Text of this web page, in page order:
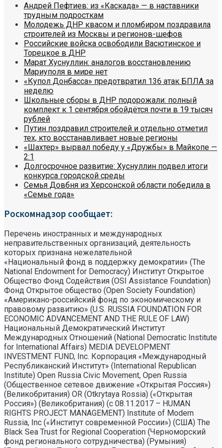
Андрей Пефтиев: из «Каскада» — в наставники
трудным подросткам
Молодежь ДНР квасом и пломбиром поздравила
строителей из Москвы и регионов-шефов
Российские войска освободили Васютинское и
Торецкое в ДНР
Марат Хуснуллин: аналогов восстановлению
Мариуполя в мире нет
«Купол Донбасса» предотвратил 136 атак БПЛА за
неделю
Школьные сборы в ДНР подорожали: полный
комплект к 1 сентября обойдётся почти в 19 тысяч
рублей
Путин поздравил строителей и отдельно отметил
тех, кто восстанавливает новые регионы
«Шахтер» вырвал победу у «Дружбы» в Майкопе —
2:1
Долгосрочное развитие: Хуснуллин подвел итоги
конкурса городской среды
Семья Довбня из Херсонской области победила в
«Семье года»
Роскомнадзор сообщает:
Перечень иностранных и международных
неправительственных организаций, деятельность
которых признана нежелательной
«Национальный фонд в поддержку демократии» (The
National Endowment for Democracy) Институт Открытое
Общество Фонд Содействия (OSI Assistance Foundation)
Фонд Открытое общество (Open Society Foundation)
«Американо-российский фонд по экономическому и
правовому развитию» (U.S. RUSSIA FOUNDATION FOR
ECONOMIC ADVANCEMENT AND THE RULE OF LAW)
Национальный Демократический Институт
Международных Отношений (National Democratic Institute
for International Affairs) MEDIA DEVELOPMENT
INVESTMENT FUND, Inc. Корпорация «Международный
Республиканский Институт» (International Republican
Institute) Open Russia Civic Movement, Open Russia
(Общественное сетевое движение «Открытая Россия»)
(Великобритания) OR (Otkrytaya Rossia) («Открытая
Россия») (Великобритания) (с 08.11.2017 – HUMAN
RIGHTS PROJECT MANAGEMENT) Institute of Modern
Russia, Inc («Институт современной России») (США) The
Black Sea Trust for Regional Cooperation (Черноморский
фонд регионального сотрудничества) (Румыния)